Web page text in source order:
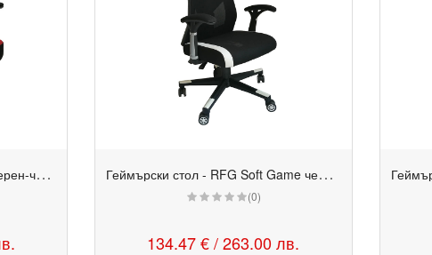
Г
еймърски стол - RFG Blaze черен-червен Г
еймърски стол - RFG Soft Game черен-бял
(0)
134.47 € / 263.00 лв.